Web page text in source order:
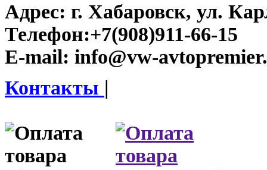
Адрес: г. Хабаровск, ул.
Телефон:+7(908)911-66-15
E-mail: info@vw-
Контакты |